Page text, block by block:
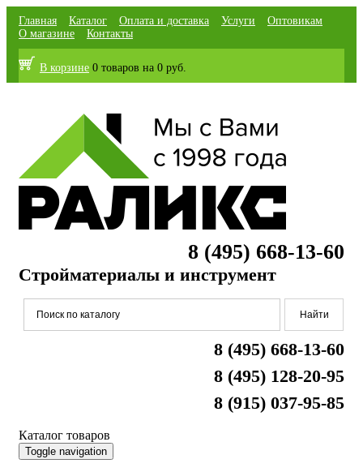
Главная Каталог Оплата и доставка Услуги
Оптовикам
О магазине
Контакты
В корзине 0 товаров на 0 руб.
8 (495) 668-13-60
Стройматериалы и инструмент
8 (495) 668-13-60
8 (495) 128-20-95
8 (915) 037-95-85
Каталог товаров
Toggle navigation